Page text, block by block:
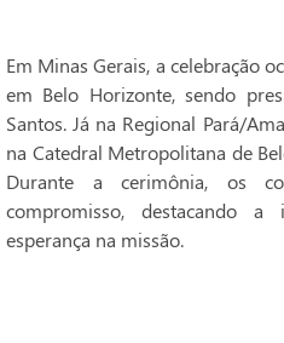
Em Minas Gerais, a celebração
em Belo Horizonte, sendo
Santos. Já na Regional Pará/
na Catedral Metropolitana de
Durante a cerimônia, os
compromisso, destacando
esperança na missão.